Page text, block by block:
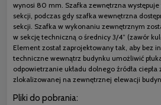
wynosi 80 mm. Szafka zewnętrzna
sekcji, podczas gdy szafka wewnętrzna
sekcji. Szafka w wykonaniu zewnętrznym
w sekcję techniczną o średnicy 3/4” (zawór
Element został zaprojektowany tak, aby bez
techniczne wewnątrz budynku umożliwić
odpowietrzanie układu dolnego źródła ciepła
zlokalizowanej na zewnętrznej elewacji
Pliki do pobrania: